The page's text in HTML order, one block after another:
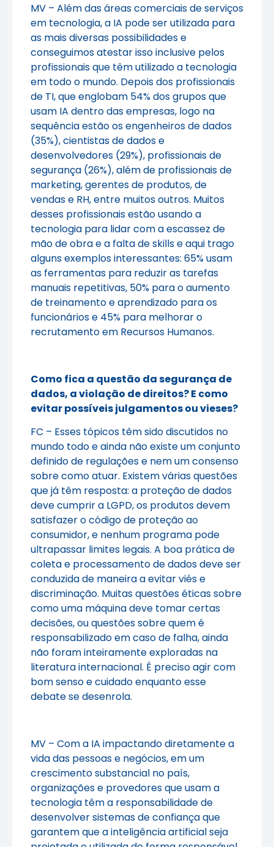
MV – Além das áreas comerciais de serviços
em tecnologia, a IA pode ser utilizada para
as mais diversas possibilidades e
conseguimos atestar isso inclusive pelos
profissionais que têm utilizado a tecnologia
em todo o mundo. Depois dos profissionais
de TI, que englobam 54% dos grupos que
usam IA dentro das empresas, logo na
sequência estão os engenheiros de dados
(35%), cientistas de dados e
desenvolvedores (29%), profissionais de
segurança (26%), além de profissionais de
marketing, gerentes de produtos, de
vendas e RH, entre muitos outros. Muitos
desses profissionais estão usando a
tecnologia para lidar com a escassez de
mão de obra e a falta de skills e aqui trago
alguns exemplos interessantes: 65% usam
as ferramentas para reduzir as tarefas
manuais repetitivas, 50% para o aumento
de treinamento e aprendizado para os
funcionários e 45% para melhorar o
recrutamento em Recursos Humanos.
Como fica a questão da segurança de
dados, a violação de direitos? E como
evitar possíveis julgamentos ou vieses?
FC – Esses tópicos têm sido discutidos no
mundo todo e ainda não existe um conjunto
definido de regulações e nem um consenso
sobre como atuar. Existem várias questões
que já têm resposta: a proteção de dados
deve cumprir a LGPD, os produtos devem
satisfazer o código de proteção ao
consumidor, e nenhum programa pode
ultrapassar limites legais. A boa prática de
coleta e processamento de dados deve ser
conduzida de maneira a evitar viés e
discriminação. Muitas questões éticas sobre
como uma máquina deve tomar certas
decisões, ou questões sobre quem é
responsabilizado em caso de falha, ainda
não foram inteiramente exploradas na
literatura internacional. É preciso agir com
bom senso e cuidado enquanto esse
debate se desenrola.
MV – Com a IA impactando diretamente a
vida das pessoas e negócios, em um
crescimento substancial no país,
organizações e provedores que usam a
tecnologia têm a responsabilidade de
desenvolver sistemas de confiança que
garantem que a inteligência artificial seja